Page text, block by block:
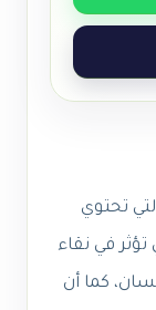
تحتوي
تؤثر في نقاء
كما أن